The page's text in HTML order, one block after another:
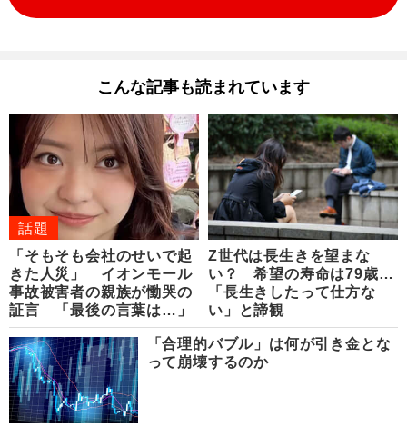
こんな記事も読まれています
話題
「そもそも会社のせいで起
きた人災」 イオンモール
事故被害者の親族が慟哭の
証言 「最後の言葉は…」
Z世代は長生きを望まな
い？ 希望の寿命は79歳…
「長生きしたって仕方な
い」と諦観
「合理的バブル」は何が引き金とな
って崩壊するのか